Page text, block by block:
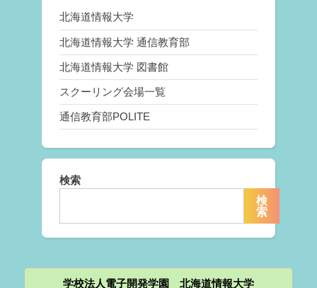
北海道情報大学
北海道情報大学 通信教育部
北海道情報大学 図書館
スクーリング会場一覧
通信教育部POLITE
検索
検
索
学校法人電子開発学園 北海道情報大学